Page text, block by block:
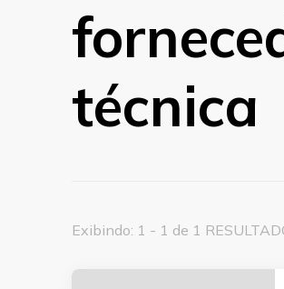
técnica
Exibindo: 1 - 1 de 1